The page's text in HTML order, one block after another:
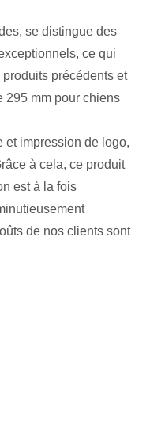
se distingue des
ce qui
précédents et
295 mm pour chiens
et impression de logo,
à cela, ce produit
est à la fois
de nos clients sont